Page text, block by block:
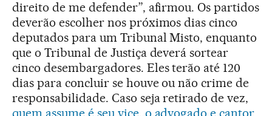
direito de me defender”, afirmou. Os partidos
deverão escolher nos próximos dias cinco
deputados para um Tribunal Misto, enquanto
que o Tribunal de Justiça deverá sortear
cinco desembargadores. Eles terão até 120
dias para concluir se houve ou não crime de
responsabilidade. Caso seja retirado de vez,
quem assume é seu vice, o advogado e cantor